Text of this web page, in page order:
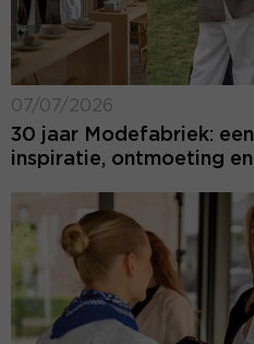
07/07/2026
30 jaar Modefabriek:
inspiratie, ontmoeting